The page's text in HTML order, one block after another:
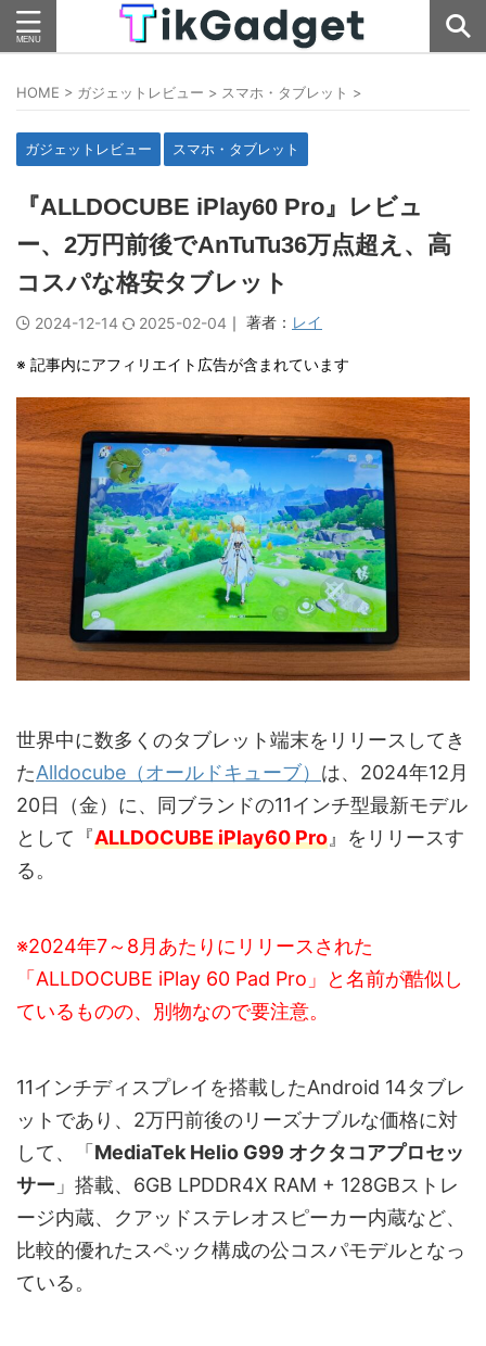
HOME > ガジェットレビュー > スマホ・タブレット >
ガジェットレビュー スマホ・タブレット
『ALLDOCUBE iPlay60 Pro』レビュ
ー、2万円前後でAnTuTu36万点超え、高
コスパな格安タブレット
2024-12-14 2025-02-04 ｜ 著者： レイ
※ 記事内にアフィリエイト広告が含まれています
世界中に数多くのタブレット端末をリリースしてき
たAlldocube（オールドキューブ） は、2024年12月
20日（金）に、同ブランドの11インチ型最新モデル
として『ALLDOCUBE iPlay60 Pro』をリリースす
る。
※2024年7～8月あたりにリリースされた
「ALLDOCUBE iPlay 60 Pad Pro」と名前が酷似し
ているものの、別物なので要注意。
11インチディスプレイを搭載したAndroid 14タブレ
ットであり、2万円前後のリーズナブルな価格に対
して、「 MediaTek ‎Helio G99 オクタコアプロセッ
サー 」搭載、6GB LPDDR4X RAM + 128GBストレ
ージ内蔵、クアッドステレオスピーカー内蔵など、
比較的優れたスペック構成の公コスパモデルとなっ
ている。